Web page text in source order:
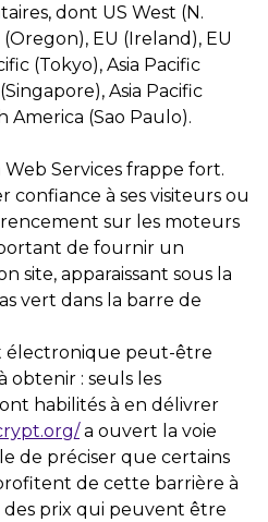
dont US West (N.
EU (Ireland), EU
(Tokyo), Asia Pacific
Asia Pacific
America (Sao Paulo).
Services frappe fort.
confiance à ses visiteurs ou
sur les moteurs
de fournir un
site, apparaissant sous la
vert dans la barre de
électronique peut-être
obtenir : seuls les
habilités à en délivrer
a ouvert la voie
de préciser que certains
de cette barrière à
des prix qui peuvent être